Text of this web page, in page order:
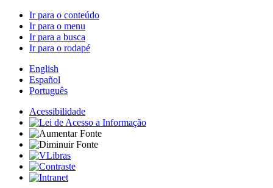
Ir para o conteúdo
Ir para o menu
Ir para a busca
Ir para o rodapé
English
Español
Português
Acessibilidade